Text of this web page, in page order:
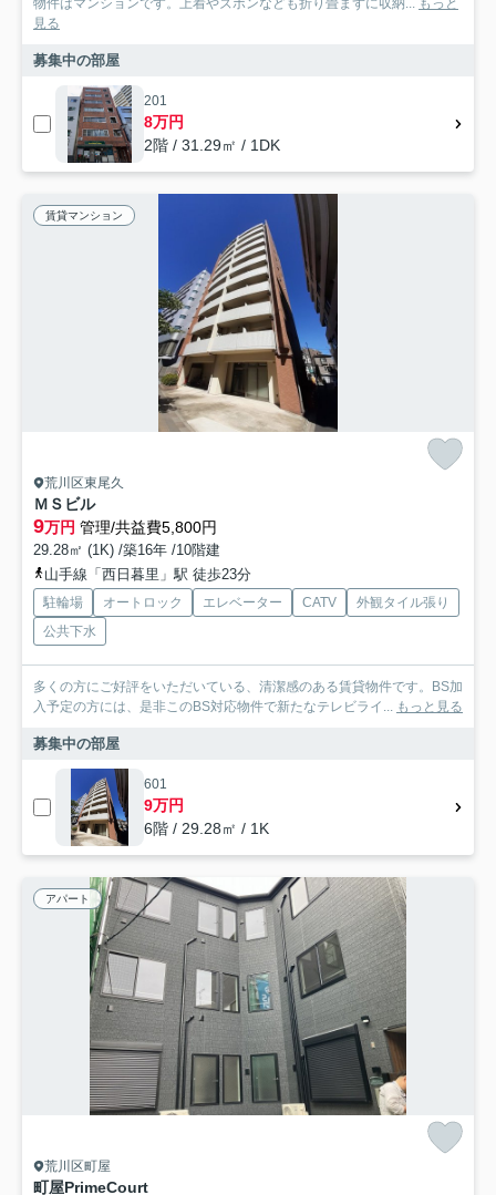
物件はマンションです。上着やズボンなども折り畳まずに収納... もっと
見る
募集中の部屋
201
8万円
2階 / 31.29㎡ / 1DK
賃貸マンション
荒川区東尾久
ＭＳビル
9万円 管理/共益費5,800円
29.28㎡ (1K) /築16年 /10階建
山手線「西日暮里」駅 徒歩23分
駐輪場 オートロック エレベーター CATV
外観タイル張り
公共下水
多くの方にご好評をいただいている、清潔感のある賃貸物件です。BS加
入予定の方には、是非このBS対応物件で新たなテレビライ... もっと見る
募集中の部屋
601
9万円
6階 / 29.28㎡ / 1K
アパート
荒川区町屋
町屋PrimeCourt